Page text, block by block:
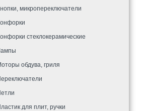
микропереключатели
стеклокерамические
обдува, гриля
для плит, ручки